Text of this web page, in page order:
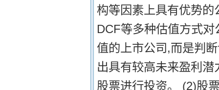
构等因素上具有优势
DCF等多种估值方式
值的上市公司,而是判
出具有较高未来盈利
股票进行投资。 (2)股